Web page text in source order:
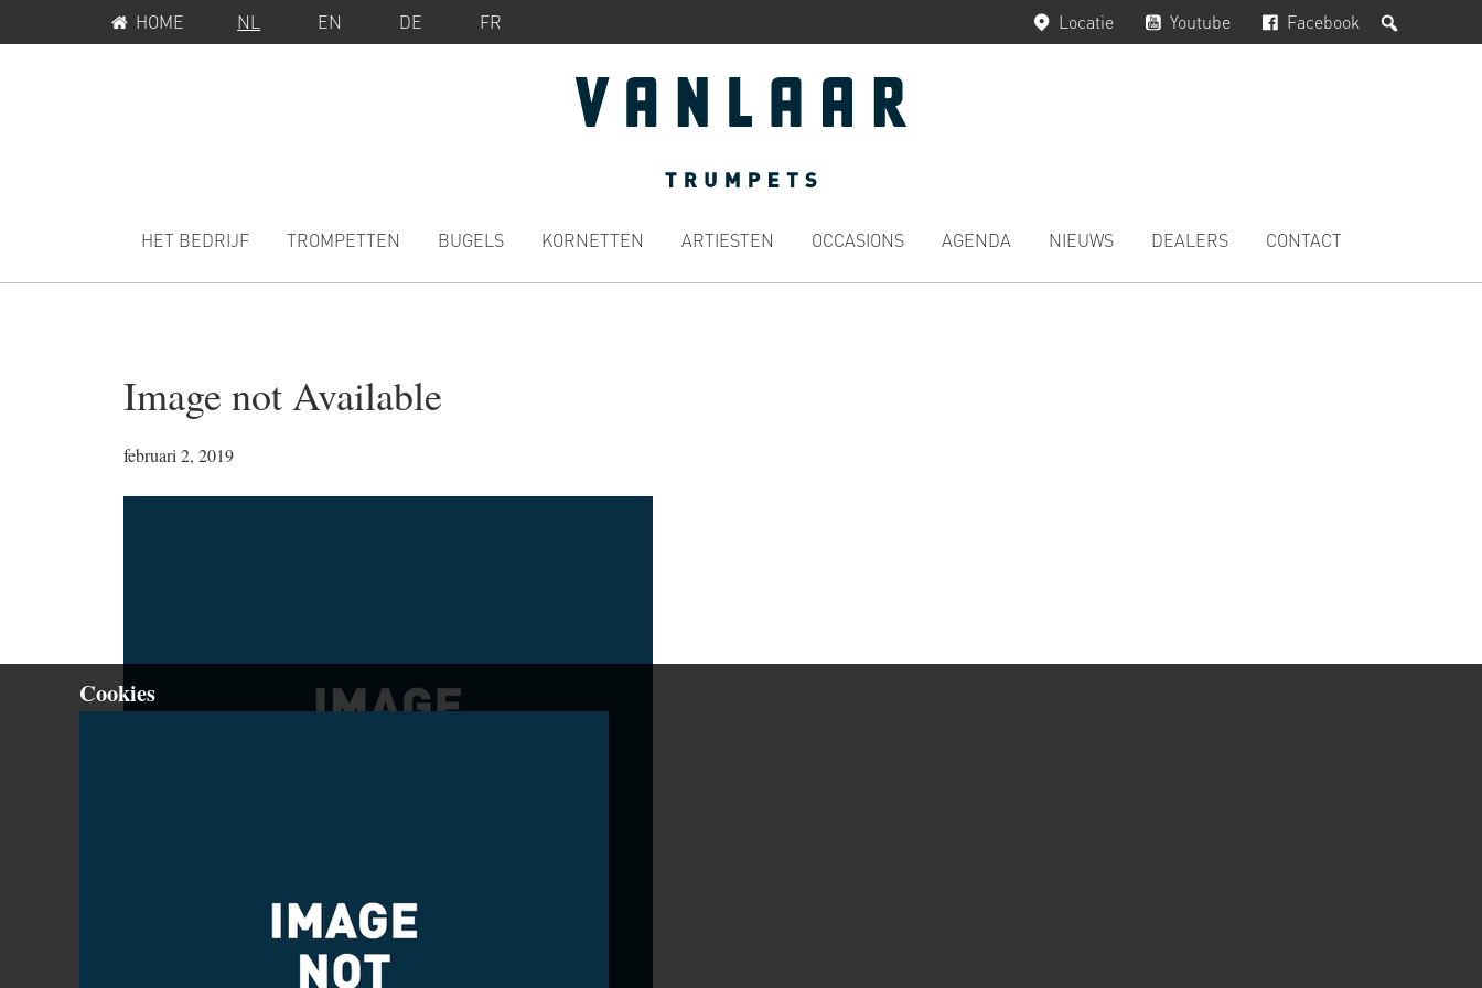
naar
naar
SERVICEMENUHOME NL EN DE FR Facebook
Youtube
Locatie
NAVIGATION
HET BEDRIJF TROMPETTEN BUGELS KORNETTEN ARTIESTEN OCCASIONS AGENDA NIEUWS DEALERS CONTACT
Image not Available
februari 2, 2019
Cookies